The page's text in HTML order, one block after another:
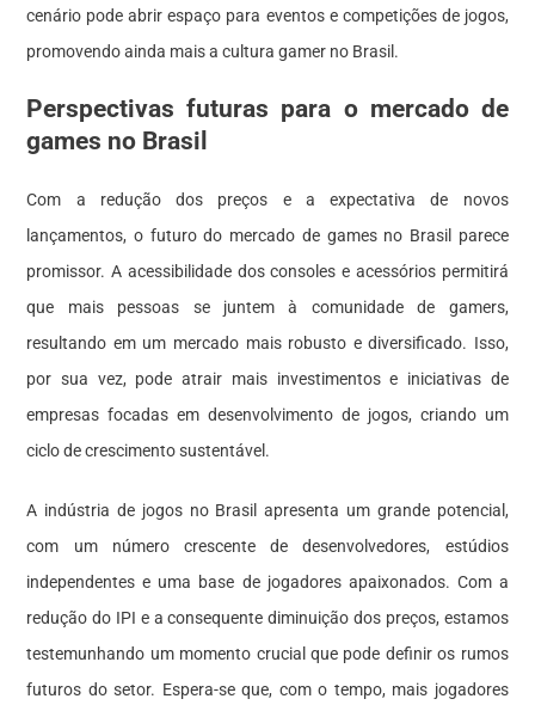
cenário pode abrir espaço para eventos e competições de jogos,
promovendo ainda mais a cultura gamer no Brasil.
Perspectivas futuras para o mercado de
games no Brasil
Com a redução dos preços e a expectativa de novos
lançamentos, o futuro do mercado de games no Brasil parece
promissor. A acessibilidade dos consoles e acessórios permitirá
que mais pessoas se juntem à comunidade de gamers,
resultando em um mercado mais robusto e diversificado. Isso,
por sua vez, pode atrair mais investimentos e iniciativas de
empresas focadas em desenvolvimento de jogos, criando um
ciclo de crescimento sustentável.
A indústria de jogos no Brasil apresenta um grande potencial,
com um número crescente de desenvolvedores, estúdios
independentes e uma base de jogadores apaixonados. Com a
redução do IPI e a consequente diminuição dos preços, estamos
testemunhando um momento crucial que pode definir os rumos
futuros do setor. Espera-se que, com o tempo, mais jogadores